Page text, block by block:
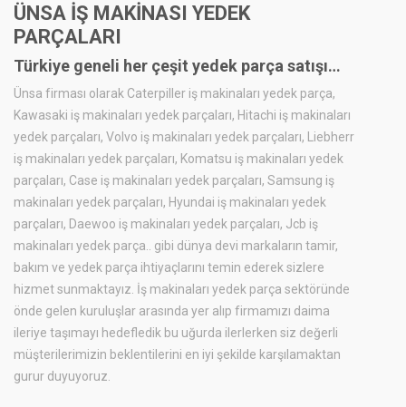
ÜNSA İŞ MAKİNASI YEDEK
PARÇALARI
Türkiye geneli her çeşit yedek parça satışı…
Ünsa firması olarak Caterpiller iş makinaları yedek parça,
Kawasaki iş makinaları yedek parçaları, Hitachi iş makinaları
yedek parçaları, Volvo iş makinaları yedek parçaları, Liebherr
iş makinaları yedek parçaları, Komatsu iş makinaları yedek
parçaları, Case iş makinaları yedek parçaları, Samsung iş
makinaları yedek parçaları, Hyundai iş makinaları yedek
parçaları, Daewoo iş makinaları yedek parçaları, Jcb iş
makinaları yedek parça.. gibi dünya devi markaların tamir,
bakım ve yedek parça ihtiyaçlarını temin ederek sizlere
hizmet sunmaktayız. İş makinaları yedek parça sektöründe
önde gelen kuruluşlar arasında yer alıp firmamızı daima
ileriye taşımayı hedefledik bu uğurda ilerlerken siz değerli
müşterilerimizin beklentilerini en iyi şekilde karşılamaktan
gurur duyuyoruz.